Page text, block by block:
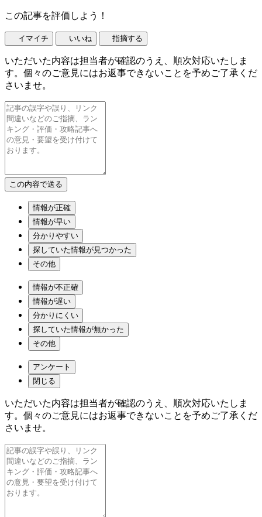
この記事を評価しよう！
イマイチ いいね 指摘する
いただいた内容は担当者が確認のうえ、順次対応いたしま
す。個々のご意見にはお返事できないことを予めご了承くだ
さいませ。
情報が正確
情報が早い
分かりやすい
探していた情報が見つかった
その他
情報が不正確
情報が遅い
分かりにくい
探していた情報が無かった
その他
アンケート
閉じる
いただいた内容は担当者が確認のうえ、順次対応いたしま
す。個々のご意見にはお返事できないことを予めご了承くだ
さいませ。